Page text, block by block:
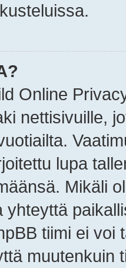
Online
nettisivuille,
lupa
Mikäli
yhteyttä
tiimi ei
muutenkuin